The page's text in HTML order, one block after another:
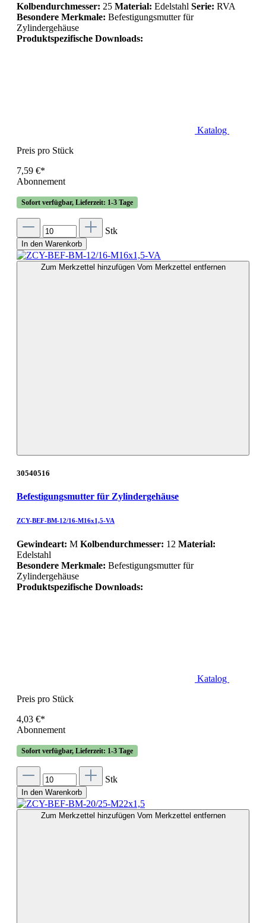
Kolbendurchmesser: 25 Material: Edelstahl Serie: RVA
Besondere Merkmale: Befestigungsmutter für
Zylindergehäuse
Produktspezifische Downloads:
Katalog
Preis pro Stück
7,59 €*
Abonnement
Sofort verfügbar, Lieferzeit: 1-3 Tage
Stk
In den Warenkorb
Zum Merkzettel hinzufügen Vom Merkzettel entfernen
30540516
Befestigungsmutter für Zylindergehäuse
ZCY-BEF-BM-12/16-M16x1,5-VA
Gewindeart: M Kolbendurchmesser: 12 Material:
Edelstahl
Besondere Merkmale: Befestigungsmutter für
Zylindergehäuse
Produktspezifische Downloads:
Katalog
Preis pro Stück
4,03 €*
Abonnement
Sofort verfügbar, Lieferzeit: 1-3 Tage
Stk
In den Warenkorb
Zum Merkzettel hinzufügen Vom Merkzettel entfernen